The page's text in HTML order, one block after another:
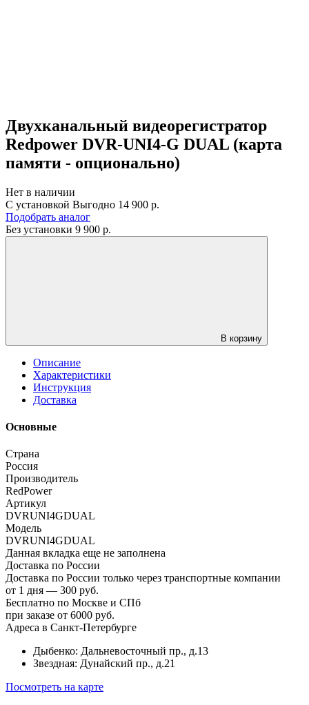
Двухканальный видеорегистратор
Redpower DVR-UNI4-G DUAL (карта
памяти - опционально)
Нет в наличии
С установкой Выгодно 14 900 р.
Подобрать аналог
Без установки 9 900 р.
В корзину
Описание
Характеристики
Инструкция
Доставка
Основные
Страна
Россия
Производитель
RedPower
Артикул
DVRUNI4GDUAL
Модель
DVRUNI4GDUAL
Данная вкладка еще не заполнена
Доставка по России
Доставка по России только через транспортные компании
от 1 дня — 300 руб.
Бесплатно по Москве и СПб
при заказе от 6000 руб.
Адреса в Санкт-Петербурге
Дыбенко: Дальневосточный пр., д.13
Звездная: Дунайский пр., д.21
Посмотреть на карте